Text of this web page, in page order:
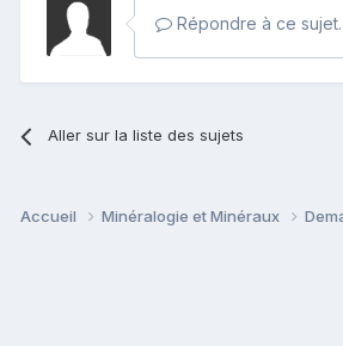
Répondre à ce
Aller sur la liste des sujets
Accueil Minéralogie et Minéraux